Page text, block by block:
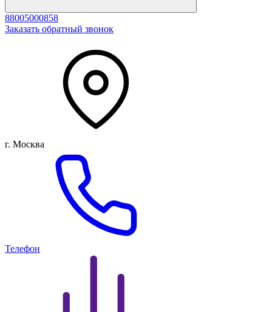
88005000858
Заказать обратный звонок
г. Москва
Телефон